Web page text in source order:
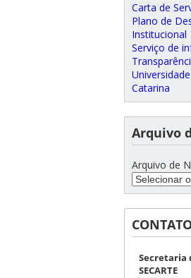
Carta de
Plano de
Institucional
Serviço de
Catarina
Arquivo
Arquivo de
Secretaria
SECARTE